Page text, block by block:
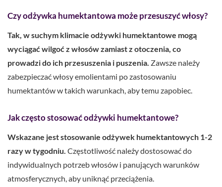
Czy odżywka humektantowa może przesuszyć włosy?
Tak, w suchym klimacie odżywki humektantowe mogą
wyciągać wilgoć z włosów zamiast z otoczenia, co
prowadzi do ich przesuszenia i puszenia. Zawsze należy
zabezpieczać włosy emolientami po zastosowaniu
humektantów w takich warunkach, aby temu zapobiec.
Jak często stosować odżywki humektantowe?
Wskazane jest stosowanie odżywek humektantowych 1-2
razy w tygodniu. Częstotliwość należy dostosować do
indywidualnych potrzeb włosów i panujących warunków
atmosferycznych, aby uniknąć przeciążenia.